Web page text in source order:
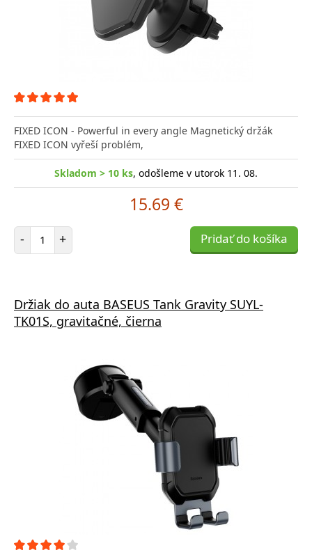
FIXED ICON - Powerful in every angle Magnetický držák
FIXED ICON vyřeší problém,
Skladom > 10 ks, odošleme v utorok 11. 08.
15.69 €
- Počet položiek
+ Pridať do košíka
Držiak do auta BASEUS Tank Gravity SUYL-
TK01S, gravitačné, čierna